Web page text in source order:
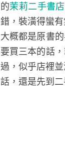
的茉莉二手書店
錯，裝潢得蠻
大概都是原書
要買三本的話
過，似乎店裡
話，還是先到